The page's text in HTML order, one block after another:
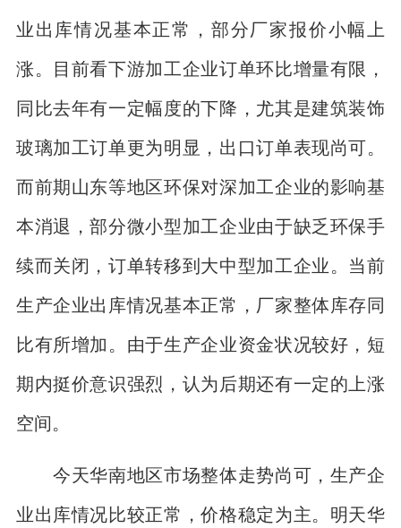
业出库情况基本正常，部分厂家报价小幅上
涨。目前看下游加工企业订单环比增量有限，
同比去年有一定幅度的下降，尤其是建筑装饰
玻璃加工订单更为明显，出口订单表现尚可。
而前期山东等地区环保对深加工企业的影响基
本消退，部分微小型加工企业由于缺乏环保手
续而关闭，订单转移到大中型加工企业。当前
生产企业出库情况基本正常，厂家整体库存同
比有所增加。由于生产企业资金状况较好，短
期内挺价意识强烈，认为后期还有一定的上涨
空间。
今天华南地区市场整体走势尚可，生产企
业出库情况比较正常，价格稳定为主。明天华